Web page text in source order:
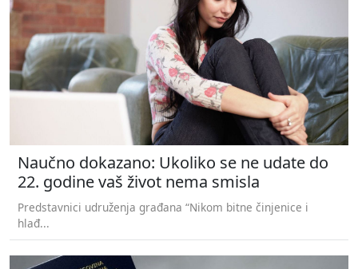
Naučno dokazano: Ukoliko se ne udate do
22. godine vaš život nema smisla
Predstavnici udruženja građana “Nikom bitne činjenice i
hlađ...